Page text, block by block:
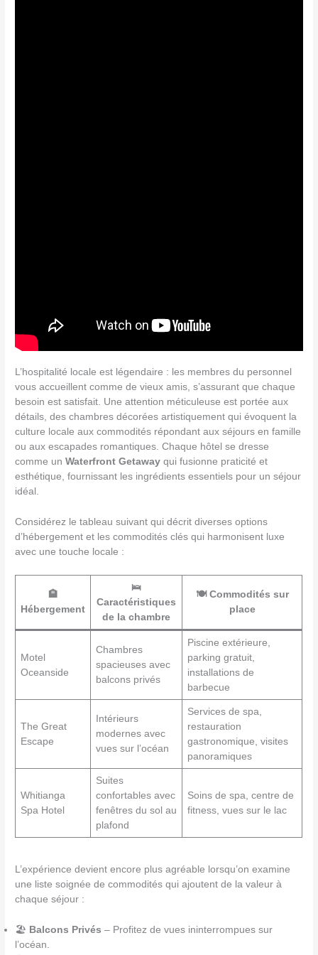
L’hospitalité locale est légendaire : les membres du personnel
vous accueillent comme de vieux amis, s’assurant que chaque
besoin est satisfait. Une attention méticuleuse est portée aux
détails, des chambres décorées artistiquement qui évoquent la
culture locale aux commodités répondant aux séjours en famille
ou aux escapades romantiques. Chaque hôtel se dresse
comme unWaterfront Getaway qui fusionne praticité et
esthétique, fournissant les ingrédients essentiels pour un séjour
idéal.
Considérez le tableau suivant qui décrit diverses options
d’hébergement et les commodités clés qui harmonisent luxe
avec une touche locale :
🏨
Hébergement
🛌
Caractéristiques
de la chambre
🍽️ Commodités sur
place
Motel
Oceanside
Chambres
spacieuses avec
balcons privés
Piscine extérieure,
parking gratuit,
installations de
barbecue
The Great
Escape
Intérieurs
modernes avec
vues sur l’océan
Services de spa,
restauration
gastronomique, visites
panoramiques
Whitianga
Spa Hotel
Suites
confortables avec
fenêtres du sol au
plafond
Soins de spa, centre de
fitness, vues sur le lac
L’expérience devient encore plus agréable lorsqu’on examine
une liste soignée de commodités qui ajoutent de la valeur à
chaque séjour :
🏖️ Balcons Privés – Profitez de vues ininterrompues sur
l’océan.